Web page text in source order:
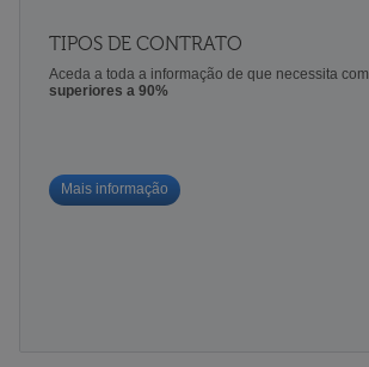
TIPOS DE CONTRATO
Aceda a toda a informação de que necessita com
superiores a 90%
Mais informação